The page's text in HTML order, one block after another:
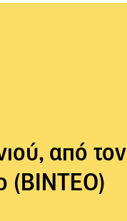
από τον
(ΒΙΝΤΕΟ)